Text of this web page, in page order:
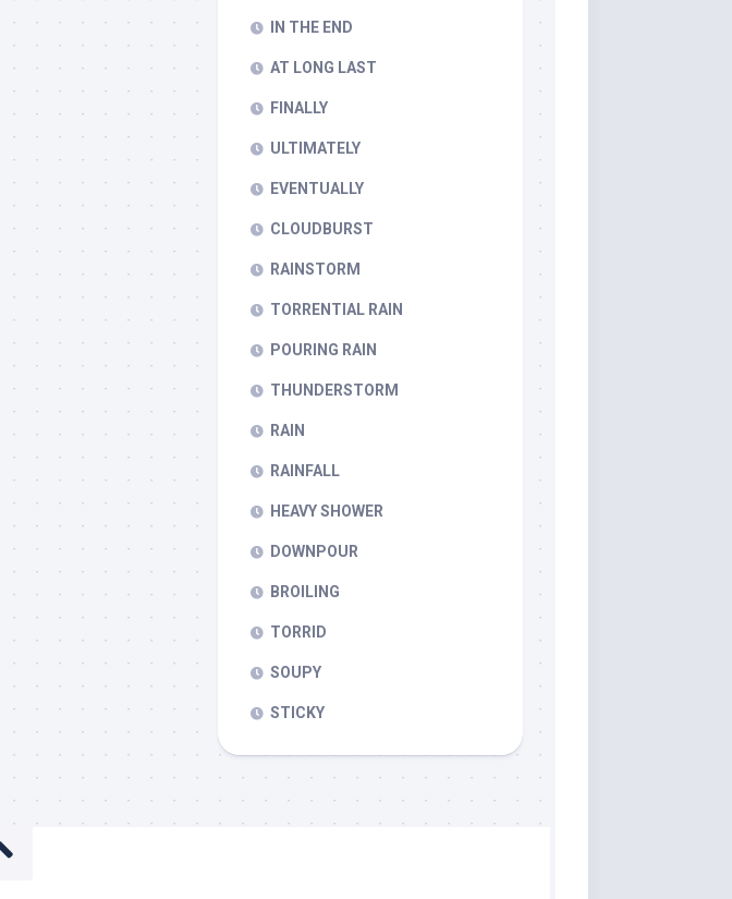
IN THE END
AT LONG LAST
FINALLY
ULTIMATELY
EVENTUALLY
CLOUDBURST
RAINSTORM
TORRENTIAL RAIN
POURING RAIN
THUNDERSTORM
RAIN
RAINFALL
HEAVY SHOWER
DOWNPOUR
BROILING
TORRID
SOUPY
STICKY